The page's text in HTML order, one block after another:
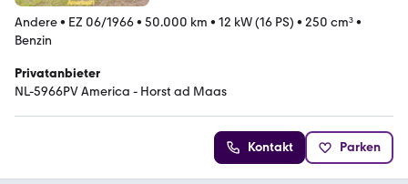
Andere• EZ 06/1966• 50.000 km • 12 kW (16 PS) • 250 cm³•
Benzin
Privatanbieter
NL-5966PV America - Horst ad Maas
Kontakt Parken